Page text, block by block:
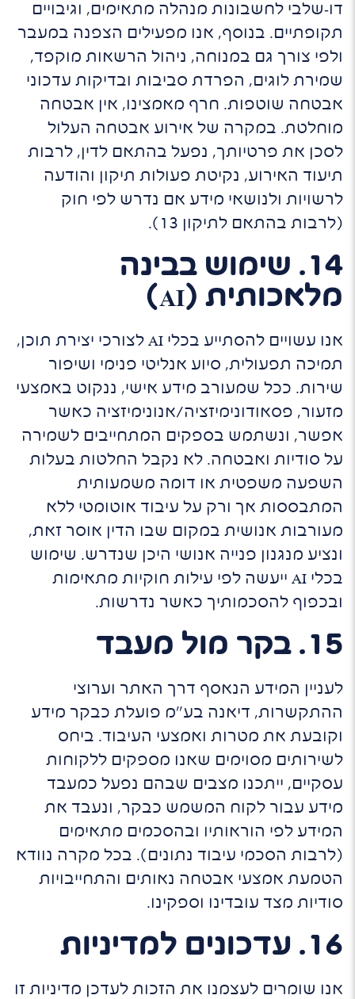
דו‑שלבי לחשבונות מנהלה מתאימים, וגיבויים
תקופתיים. בנוסף, אנו מפעילים הצפנה במעבר
ולפי צורך גם במנוחה, ניהול הרשאות מוקפד,
שמירת לוגים, הפרדת סביבות ובדיקות עדכוני
אבטחה שוטפות. חרף מאמצינו, אין אבטחה
מוחלטת. במקרה של אירוע אבטחה העלול
לסכן את פרטיותך, נפעל בהתאם לדין, לרבות
תיעוד האירוע, נקיטת פעולות תיקון והודעה
לרשויות ולנושאי מידע אם נדרש לפי חוק
(לרבות בהתאם לתיקון 13).
14. שימוש בבינה
מלאכותית (AI)
אנו עשויים להסתייע בכלי AI לצורכי יצירת תוכן,
תמיכה תפעולית, סיוע אנליטי פנימי ושיפור
שירות. ככל שמעורב מידע אישי, ננקוט באמצעי
מזעור, פסאודונימיזציה/אנונימיזציה כאשר
אפשר, ונשתמש בספקים המתחייבים לשמירה
על סודיות ואבטחה. לא נקבל החלטות בעלות
השפעה משפטית או דומה משמעותית
המתבססות אך ורק על עיבוד אוטומטי ללא
מעורבות אנושית במקום שבו הדין אוסר זאת,
ונציע מנגנון פנייה אנושי היכן שנדרש. שימוש
בכלי AI ייעשה לפי עילות חוקיות מתאימות
ובכפוף להסכמותיך כאשר נדרשות.
15. בקר מול מעבד
לעניין המידע הנאסף דרך האתר וערוצי
ההתקשרות, דיאנה בע"מ פועלת כבקר מידע
וקובעת את מטרות ואמצעי העיבוד. ביחס
לשירותים מסוימים שאנו מספקים ללקוחות
עסקיים, ייתכנו מצבים שבהם נפעל כמעבד
מידע עבור לקוח המשמש כבקר, ונעבד את
המידע לפי הוראותיו ובהסכמים מתאימים
(לרבות הסכמי עיבוד נתונים). בכל מקרה נוודא
הטמעת אמצעי אבטחה נאותים והתחייבויות
סודיות מצד עובדינו וספקינו.
16. עדכונים למדיניות
אנו שומרים לעצמנו את הזכות לעדכן מדיניות זו